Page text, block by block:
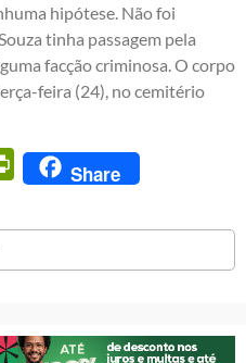
hipótese. Não foi
tinha passagem pela
facção criminosa. O corpo
feira (24), no cemitério
PrintFriendly
Share